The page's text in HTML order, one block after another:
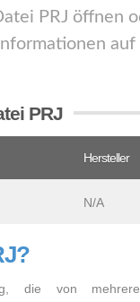
PRJ
PRJ
Hersteller
N/A
die von